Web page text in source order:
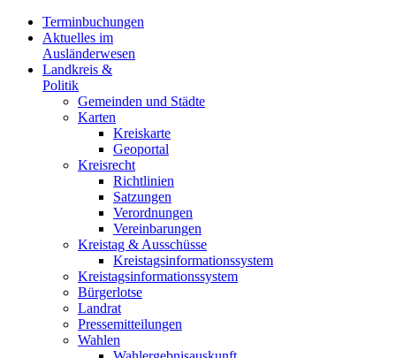
Terminbuchungen
Aktuelles im
Ausländerwesen
Landkreis &
Politik
Gemeinden und Städte
Karten
Kreiskarte
Geoportal
Kreisrecht
Richtlinien
Satzungen
Verordnungen
Vereinbarungen
Kreistag & Ausschüsse
Kreistagsinformationssystem
Kreistagsinformationssystem
Bürgerlotse
Landrat
Pressemitteilungen
Wahlen